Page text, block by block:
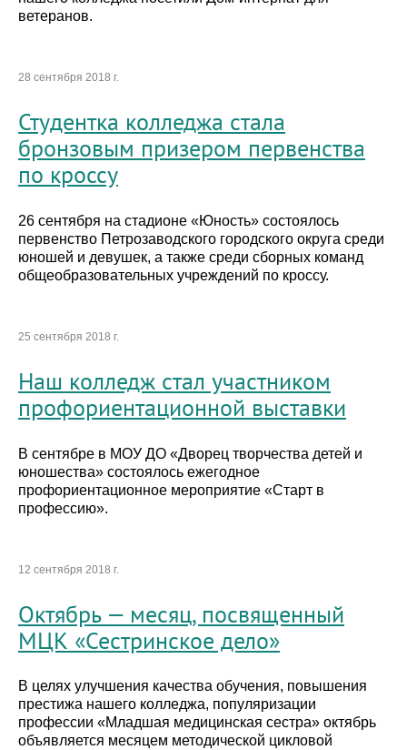
ветеранов.
28 сентября 2018 г.
Студентка колледжа стала
бронзовым призером первенства
по кроссу
26 сентября на стадионе «Юность» состоялось
первенство Петрозаводского городского округа среди
юношей и девушек, а также среди сборных команд
общеобразовательных учреждений по кроссу.
25 сентября 2018 г.
Наш колледж стал участником
профориентационной выставки
В сентябре в МОУ ДО «Дворец творчества детей и
юношества» состоялось ежегодное
профориентационное мероприятие «Старт в
профессию».
12 сентября 2018 г.
Октябрь — месяц, посвященный
МЦК «Сестринское дело»
В целях улучшения качества обучения, повышения
престижа нашего колледжа, популяризации
профессии «Младшая медицинская сестра» октябрь
объявляется месяцем методической цикловой